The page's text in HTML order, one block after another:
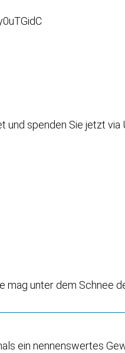
und spenden Sie jetzt
mag unter dem
ein nennenswertes